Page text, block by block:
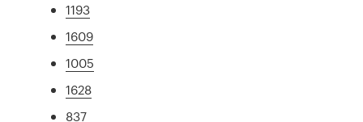
1193
1609
1005
1628
837